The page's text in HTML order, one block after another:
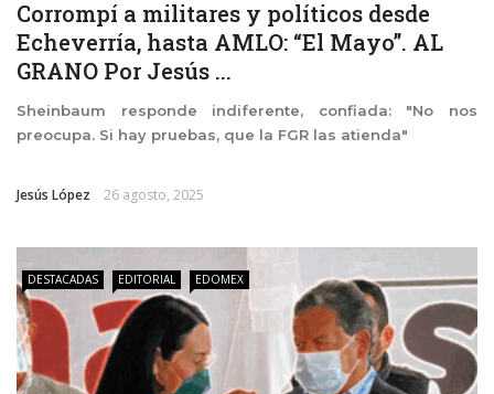
Corrompí a militares y políticos desde
Echeverría, hasta AMLO: “El Mayo”. AL
GRANO Por Jesús ...
Sheinbaum responde indiferente, confiada: "No nos
preocupa. Si hay pruebas, que la FGR las atienda"
Jesús López 26 agosto, 2025
DESTACADAS EDITORIAL EDOMEX